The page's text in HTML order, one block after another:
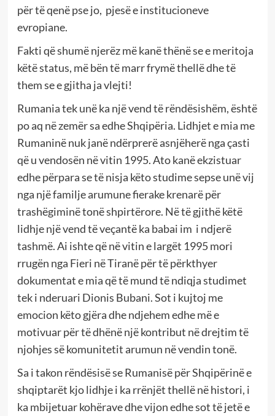
për të qenë pse jo, pjesë e institucioneve
evropiane.
Fakti që shumë njerëz më kanë thënë se e meritoja
këtë status, më bën të marr frymë thellë dhe të
them se e gjitha ja vlejti!
Rumania tek unë ka një vend të rëndësishëm, është
po aq në zemër sa edhe Shqipëria. Lidhjet e mia me
Rumaninë nuk janë ndërprerë asnjëherë nga çasti
që u vendosën në vitin 1995. Ato kanë ekzistuar
edhe përpara se të nisja këto studime sepse unë vij
nga një familje arumune fierake krenarë për
trashëgiminë tonë shpirtërore. Në të gjithë këtë
lidhje një vend të veçantë ka babai im i ndjerë
tashmë. Ai ishte që në vitin e largët 1995 mori
rrugën nga Fieri në Tiranë për të përkthyer
dokumentat e mia që të mund të ndiqja studimet
tek i nderuari Dionis Bubani. Sot i kujtoj me
emocion këto gjëra dhe ndjehem edhe më e
motivuar për të dhënë një kontribut në drejtim të
njohjes së komunitetit arumun në vendin tonë.
Sa i takon rëndësisë se Rumanisë për Shqipërinë e
shqiptarët kjo lidhje i ka rrënjët thellë në histori, i
ka mbijetuar kohërave dhe vijon edhe sot të jetë e